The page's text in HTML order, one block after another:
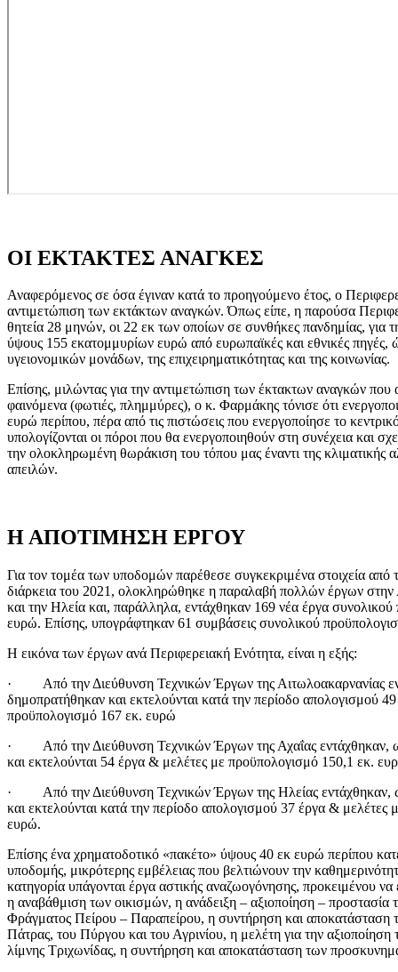
ΟΙ ΕΚΤΑΚΤΕΣ ΑΝΑΓΚΕΣ
Αναφερόμενος σε όσα έγιναν κατά το προηγούμενο έτος, ο
αντιμετώπιση των εκτάκτων αναγκών. Όπως είπε, η παρούσα
θητεία 28 μηνών, οι 22 εκ των οποίων σε συνθήκες πανδημίας, για
ύψους 155 εκατομμυρίων ευρώ από ευρωπαϊκές και εθνικές
υγειονομικών μονάδων, της επιχειρηματικότητας και της κοινωνίας.
Επίσης, μιλώντας για την αντιμετώπιση των έκτακτων αναγκών
φαινόμενα (φωτιές, πλημμύρες), ο κ. Φαρμάκης τόνισε ότι
ευρώ περίπου, πέρα από τις πιστώσεις που ενεργοποίησε το
υπολογίζονται οι πόροι που θα ενεργοποιηθούν στη συνέχεια και
την ολοκληρωμένη θωράκιση του τόπου μας έναντι της κλιματικής
απειλών.
Η ΑΠΟΤΙΜΗΣΗ ΕΡΓΟΥ
Για τον τομέα των υποδομών παρέθεσε συγκεκριμένα στοιχεία από
διάρκεια του 2021, ολοκληρώθηκε η παραλαβή πολλών έργων στην
και την Ηλεία και, παράλληλα, εντάχθηκαν 169 νέα έργα
ευρώ. Επίσης, υπογράφτηκαν 61 συμβάσεις συνολικού
Η εικόνα των έργων ανά Περιφερειακή Ενότητα, είναι η εξής:
· Από την Διεύθυνση Τεχνικών Έργων της Αιτωλοακαρνανίας
δημοπρατήθηκαν και εκτελούνται κατά την περίοδο απολογισμού
προϋπολογισμό 167 εκ. ευρώ
· Από την Διεύθυνση Τεχνικών Έργων της Αχαΐας εντάχθηκαν,
και εκτελούνται 54 έργα & μελέτες με προϋπολογισμό 150,1 εκ.
· Από την Διεύθυνση Τεχνικών Έργων της Ηλείας εντάχθηκαν,
και εκτελούνται κατά την περίοδο απολογισμού 37 έργα &
ευρώ.
Επίσης ένα χρηματοδοτικό «πακέτο» ύψους 40 εκ ευρώ περίπου
υποδομής, μικρότερης εμβέλειας που βελτιώνουν την
κατηγορία υπάγονται έργα αστικής αναζωογόνησης, προκειμένου
η αναβάθμιση των οικισμών, η ανάδειξη – αξιοποίηση – προστασία
Φράγματος Πείρου – Παραπείρου, η συντήρηση και αποκατάσταση
Πάτρας, του Πύργου και του Αγρινίου, η μελέτη για την αξιοποίηση
λίμνης Τριχωνίδας, η συντήρηση και αποκατάσταση των